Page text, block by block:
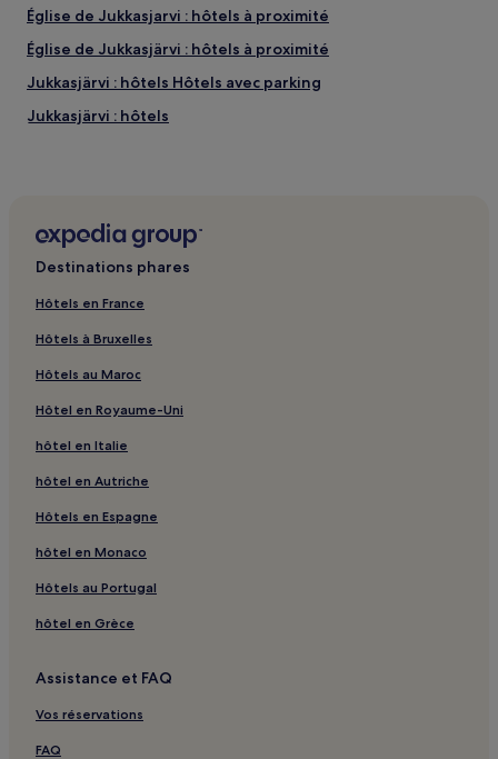
Église de Jukkasjarvi : hôtels à proximité
Église de Jukkasjärvi : hôtels à proximité
Jukkasjärvi : hôtels Hôtels avec parking
Jukkasjärvi : hôtels
Destinations phares
Hôtels en France
Hôtels à Bruxelles
Hôtels au Maroc
Hôtel en Royaume-Uni
hôtel en Italie
hôtel en Autriche
Hôtels en Espagne
hôtel en Monaco
Hôtels au Portugal
hôtel en Grèce
Assistance et FAQ
Vos réservations
FAQ